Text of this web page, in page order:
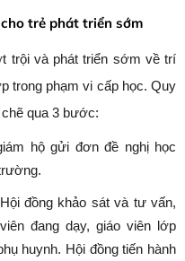
trẻ phát triển sớm
trội và phát triển sớm về trí
trong phạm vi cấp học. Quy
qua 3 bước:
hộ gửi đơn đề nghị học
đồng khảo sát và tư vấn,
đang dạy, giáo viên lớp
huynh. Hội đồng tiến hành